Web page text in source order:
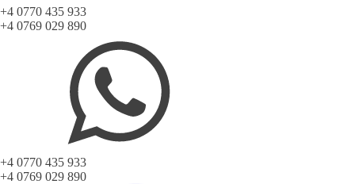
+4 0770 435 933
+4 0769 029 890
+4 0770 435 933
+4 0769 029 890